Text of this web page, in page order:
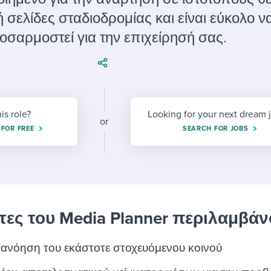
employee experiencesWorkable customer stories
σταδιοδρομίας και είναι εύκολο
για την επιχείρησή σας.
role?
FREE
or
Looking for your next dream
SEARCH FOR JOBS
του Media Planner
του εκάστοτε στοχευόμενου κοινού